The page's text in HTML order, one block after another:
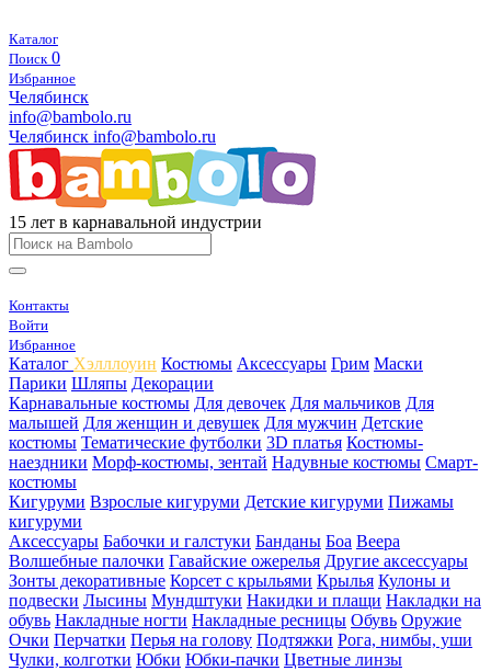
Каталог
Поиск 0
Избранное
Челябинск
info@bambolo.ru
Челябинск info@bambolo.ru
15 лет в карнавальной индустрии
Контакты
Войти
Избранное
Каталог Хэлллоуин Костюмы Аксессуары Грим Маски
Парики Шляпы Декорации
Карнавальные костюмы Для девочек Для мальчиков Для
малышей Для женщин и девушек Для мужчин Детские
костюмы Тематические футболки 3D платья Костюмы-
наездники Морф-костюмы, зентай Надувные костюмы Смарт-
костюмы
Кигуруми Взрослые кигуруми Детские кигуруми Пижамы
кигуруми
Аксессуары Бабочки и галстуки Банданы Боа Веера
Волшебные палочки Гавайские ожерелья Другие аксессуары
Зонты декоративные Корсет с крыльями Крылья Кулоны и
подвески Лысины Мундштуки Накидки и плащи Накладки на
обувь Накладные ногти Накладные ресницы Обувь Оружие
Очки Перчатки Перья на голову Подтяжки Рога, нимбы, уши
Чулки, колготки Юбки Юбки-пачки Цветные линзы